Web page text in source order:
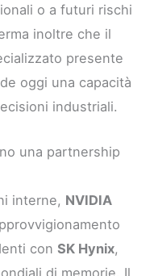
o a futuri rischi
inoltre che il
presente
oggi una capacità
industriali.
una partnership
interne, NVIDIA
conSK Hynix,
di memorie. Il